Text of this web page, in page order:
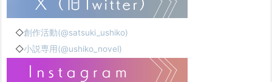
◇創作活動(@satsuki_ushiko)
◇小説専用(@ushiko_novel)